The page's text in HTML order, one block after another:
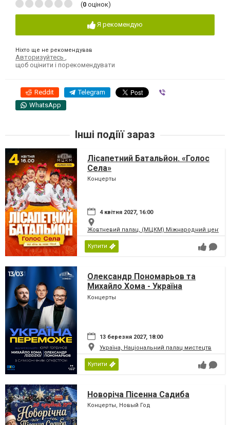
(0 оцінок)
Я рекомендую
Ніхто ще не рекомендував
Авторизуйтесь
щоб оцінити і порекомендувати
Reddit Telegram
WhatsApp
Інші подіїї зараз
Лісапетний Батальйон. «Голос
Села»
Концерты
4 квітня 2027, 16:00
Жовтневий палац, (МЦКМ) Міжнародний центр
Купити
Олександр Пономарьов та
Михайло Хома - Україна
Переможе!
Концерты
13 березня 2027, 18:00
Україна, Національний палац мистецтв
Купити
Новоріча Пісенна Садиба
Концерты, Новый Год